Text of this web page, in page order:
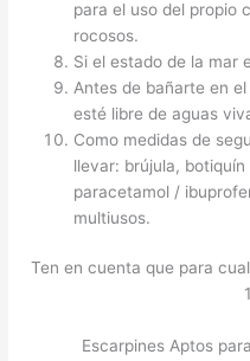
para el uso del propio
rocosos.
Si el estado de la mar
Antes de bañarte en
esté libre de aguas
Como medidas de
llevar: brújula,
paracetamol /
multiusos.
Ten en cuenta que para
Escarpines Aptos